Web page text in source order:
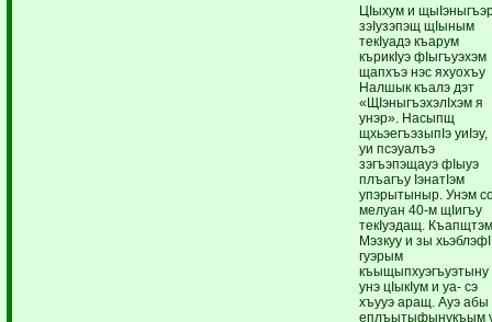
ЦIыхум и
зэIузэпэщ щIыным
текIуадэ къарум
кърикIуэ фIыгъуэхэм
щапхъэ нэс яхуохъу
Налшык къалэ дэт
«ЩIэныгъэхэлIхэм я
унэр». Насыпщ
щхьэегъэзыпIэ уиIэу,
уи псэуалъэ
зэгъэпэщауэ фIыуэ
плъагъу IэнатIэм
упэрытыныр. Унэм
мелуан 40-м щIигъу
текIуэдащ.
Мэзкуу и зы хьэблэфI
гуэрым
къыщыпхуэгъуэтыну
унэ цIыкIум и уа- сэ
хъууэ аращ. Ауэ абы
еплъытыфынукъым